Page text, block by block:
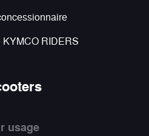
RIDERS
usage